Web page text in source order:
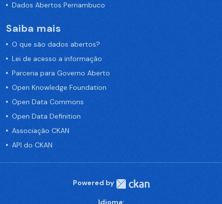
Dados Abertos Pernambuco
Saiba mais
O que são dados abertos?
Lei de acesso a informação
Parceria para Governo Aberto
Open Knowledge Foundation
Open Data Commons
Open Data Definition
Associação CKAN
API do CKAN
Powered by
Idioma